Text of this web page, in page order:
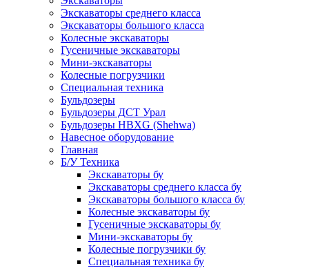
Экскаваторы среднего класса
Экскаваторы большого класса
Колесные экскаваторы
Гусеничные экскаваторы
Мини-экскаваторы
Колесные погрузчики
Специальная техника
Бульдозеры
Бульдозеры ДСТ Урал
Бульдозеры HBXG (Shehwa)
Навесное оборудование
Главная
Б/У Техника
Экскаваторы бу
Экскаваторы среднего класса бу
Экскаваторы большого класса бу
Колесные экскаваторы бу
Гусеничные экскаваторы бу
Мини-экскаваторы бу
Колесные погрузчики бу
Специальная техника бу